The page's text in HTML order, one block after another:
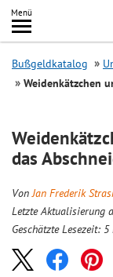
Inhalt
springen
Menü
Bußgeldkatalog
Weidenkätzchen
das
VonJan Frederik
Letzte Aktualisierung
Geschätzte Lesezeit: 5